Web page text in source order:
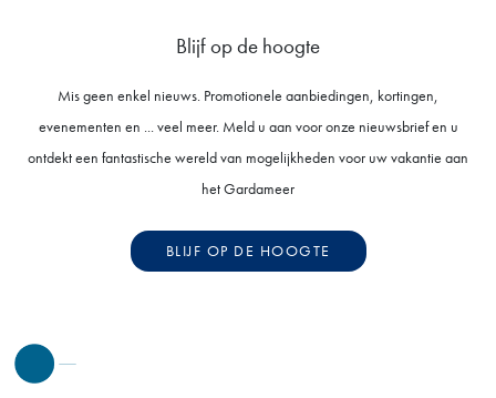
Blijf op de hoogte
Mis geen enkel nieuws. Promotionele aanbiedingen, kortingen,
evenementen en ... veel meer. Meld u aan voor onze nieuwsbrief en u
ontdekt een fantastische wereld van mogelijkheden voor uw vakantie aan
het Gardameer
BLIJF OP DE HOOGTE